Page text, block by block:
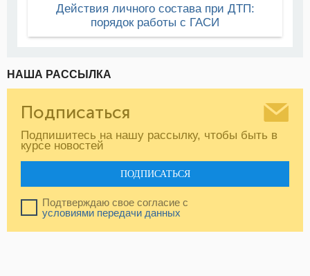
Действия личного состава при ДТП:
порядок работы с ГАСИ
НАША РАССЫЛКА
Подписаться
Подпишитесь на нашу рассылку, чтобы быть в
курсе новостей
ПОДПИСАТЬСЯ
Подтверждаю свое согласие с
условиями передачи данных